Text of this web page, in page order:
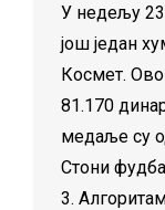
У недељу
још један
Космет.
81.170
медаље су
Стони
3.